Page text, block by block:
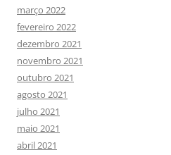
março 2022
fevereiro 2022
dezembro 2021
novembro 2021
outubro 2021
agosto 2021
julho 2021
maio 2021
abril 2021